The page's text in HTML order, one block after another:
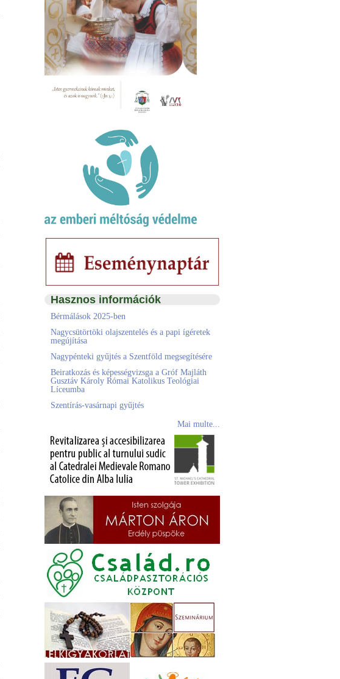
Hasznos információk
Bérmálások 2025-ben
Nagycsütörtöki olajszentelés és a papi ígéretek
megújítása
Nagypénteki gyűjtés a Szentföld megsegítésére
Beiratkozás és képességvizsga a Gróf Majláth
Gusztáv Károly Római Katolikus Teológiai
Líceumba
Szentírás-vasárnapi gyűjtés
Mai multe...